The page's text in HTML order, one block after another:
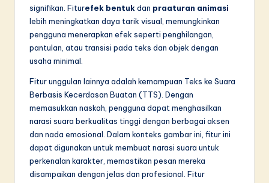
signifikan. Fiturefek bentukdan praaturan animasi
lebih meningkatkan daya tarik visual, memungkinkan
pengguna menerapkan efek seperti penghilangan,
pantulan, atau transisi pada teks dan objek dengan
usaha minimal.
Fitur unggulan lainnya adalah kemampuan Teks ke Suara
Berbasis Kecerdasan Buatan (TTS). Dengan
memasukkan naskah, pengguna dapat menghasilkan
narasi suara berkualitas tinggi dengan berbagai aksen
dan nada emosional. Dalam konteks gambar ini, fitur ini
dapat digunakan untuk membuat narasi suara untuk
perkenalan karakter, memastikan pesan mereka
disampaikan dengan jelas dan profesional. Fitur